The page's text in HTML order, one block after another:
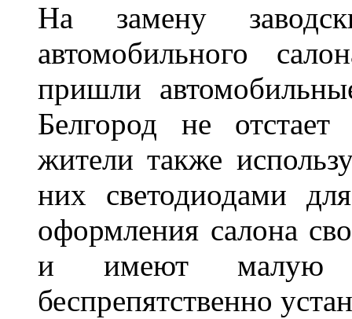
На замену
автомобильного
пришли
Белгород не
жители также
них светодиодами
оформления салона
и имеют малую
беспрепятственно